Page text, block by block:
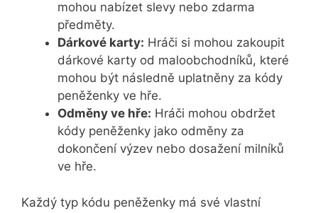
mohou nabízet slevy nebo zdarma
předměty.
Dárkové karty: Hráči si mohou zakoupit
dárkové karty od maloobchodníků, které
mohou být následně uplatněny za kódy
peněženky ve hře.
Odměny ve hře: Hráči mohou obdržet
kódy peněženky jako odměny za
dokončení výzev nebo dosažení milníků
ve hře.
Každý typ kódu peněženky má své vlastní